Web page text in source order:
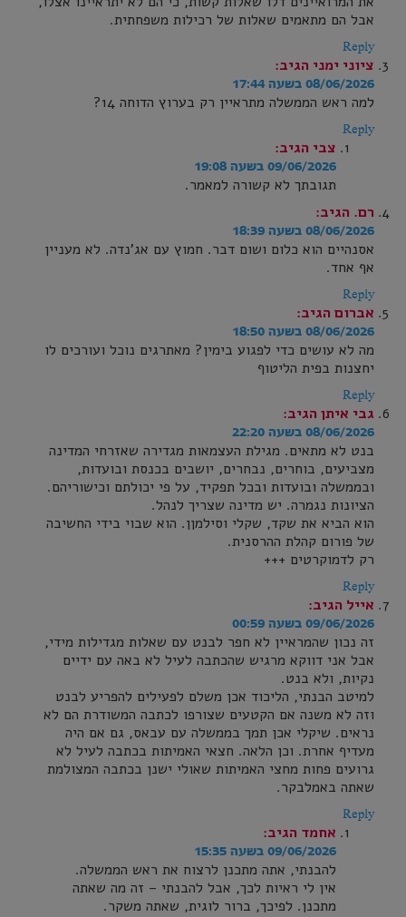
אבל הם מתאמים שאלות של רכילות משפחתית.
Reply
ציוני ימני הגיב:
08/06/2026 בשעה 17:44
למה ראש הממשלה מתראיין רק בערוץ הדוחה 14?
Reply
צבי הגיב:
09/06/2026 בשעה 19:08
תגובתך לא קשורה למאמר.
רם. הגיב:
08/06/2026 בשעה 18:39
אסנהיים הוא כלום ושום דבר. חמוץ עם אג'נדה. לא מעניין
אף אחד.
Reply
אברום הגיב:
08/06/2026 בשעה 18:50
מה לא עושים כדי לפגוע בימין? מאתרגים נוכל ועורכים לו
יחצנות בפית הליטוף
Reply
גבי איתן הגיב:
08/06/2026 בשעה 22:20
בנט לא מתאים. מגילת העצמאות מגדירה שאזרחי המדינה
מצביעים, בוחרים, נבחרים, יושבים בכנסת ובועדות,
ובממשלה ובועדות ובכל תפקיד, על פי יכולתם וכישוריהם.
הציונות נגמרה. יש מדינה שצריך לנהל.
הוא הביא את שקד, שקלי וסילמןן. הוא שבוי בידי החשיבה
של פורום קהלת ההרסנית.
רק לדמוקרטים +++
Reply
אייל הגיב:
09/06/2026 בשעה 00:59
זה נכון שהמראיין לא חפר לבנט עם שאלות מגדילות מידי,
אבל אני דווקא מרגיש שהכתבה לעיל לא באה עם ידיים
נקיות, ולא בנט.
למיטב הבנתי, הליכוד אכן משלם לפעילים להפריע לבנט
וזה לא משנה אם הקטעים שצורפו לכתבה המשודרת הם לא
נראים. שיקלי אכן תמך בממשלה עם עבאס, גם אם היה
מעדיף אחרת. וכן הלאה. חצאי האמיתות בכתבה לעיל לא
גרועים פחות מחצי האמיתות שאולי ישנן בכתבה המצולמת
שאתה באמלבקר.
Reply
אחמד הגיב:
09/06/2026 בשעה 15:35
להבנתי, אתה מתכנן לרצוח את ראש הממשלה.
אין לי ראיות לכך, אבל להבנתי – זה מה שאתה
מתכנן. לפיכך, ברור לוגית, שאתה משקר.